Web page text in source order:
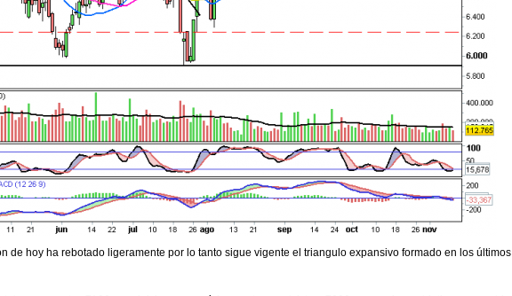
de hoy ha rebotado ligeramente por lo tanto sigue vigente el triangulo expansivo formado en los últimos